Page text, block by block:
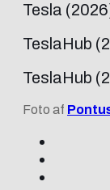
Tesla
TeslaHub
TeslaHub
Foto af